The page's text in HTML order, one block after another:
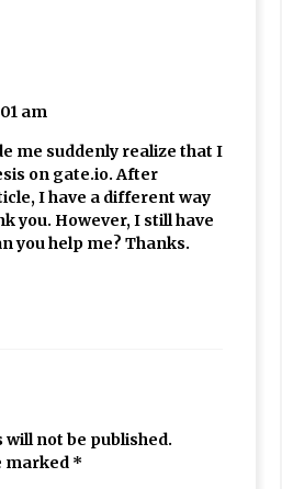
am
me suddenly realize that I
on gate.io. After
I have a different way
you. However, I still have
you help me? Thanks.
will not be published.
marked *